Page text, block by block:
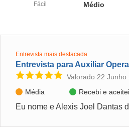
Fácil Médio
Entrevista mais destacada
Entrevista para Auxiliar
Valorado 22 Junho
Média
Recebi e